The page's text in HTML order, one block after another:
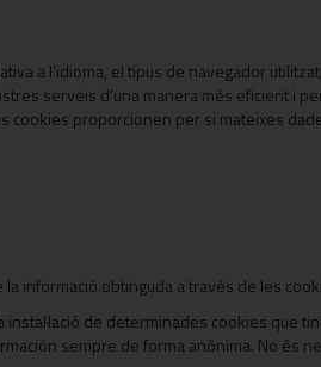
a l’idioma, el tipus de navegador
serveis d’una manera més eficient i
cookies proporcionen per si mateixes
informació obtinguda a través de les
de determinades cookies que
sempre de forma anònima. No és